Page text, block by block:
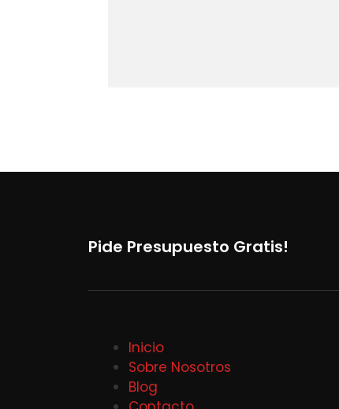
Pide Presupuesto Gratis!
Inicio
Sobre Nosotros
Blog